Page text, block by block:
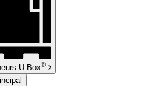
U-Box®